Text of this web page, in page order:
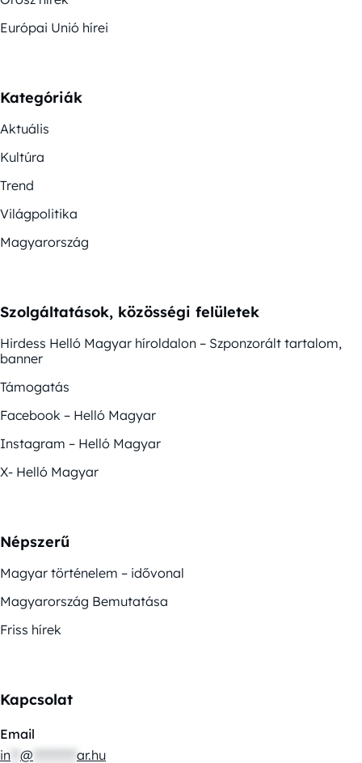
Európai Unió hírei
Kategóriák
Aktuális
Kultúra
Trend
Világpolitika
Magyarország
Szolgáltatások, közösségi felületek
Hirdess Helló Magyar híroldalon – Szponzorált tartalom,
banner
Támogatás
Facebook – Helló Magyar
Instagram – Helló Magyar
X- Helló Magyar
Népszerű
Magyar történelem – idővonal
Magyarország Bemutatása
Friss hírek
Kapcsolat
Email
in @ ar.hu